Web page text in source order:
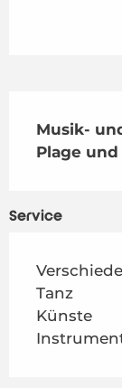
Musik-
Plage
Service
Tanz
Künste